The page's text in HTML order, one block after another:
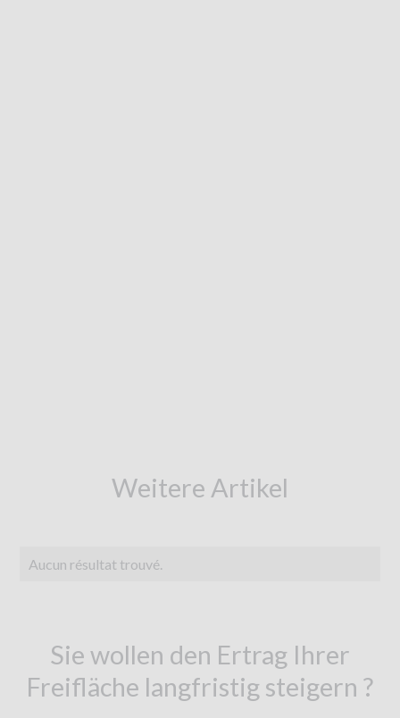
Weitere Artikel
Aucun résultat trouvé.
Sie wollen den Ertrag Ihrer
Freifläche langfristig steigern ?